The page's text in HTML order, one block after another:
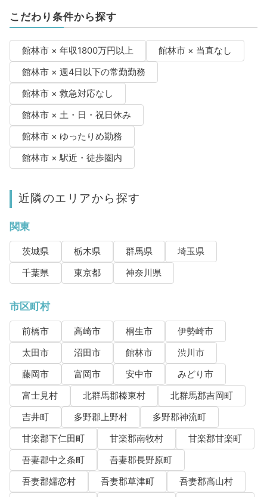
こだわり条件から探す
館林市 × 年収1800万円以上
館林市 × 当直なし
館林市 × 週4日以下の常勤勤務
館林市 × 救急対応なし
館林市 × 土・日・祝日休み
館林市 × ゆったりめ勤務
館林市 × 駅近・徒歩圏内
近隣のエリアから探す
関東
茨城県 栃木県 群馬県
埼玉県
千葉県
東京都 神奈川県
市区町村
前橋市 高崎市 桐生市
伊勢崎市
太田市
沼田市 館林市
渋川市
藤岡市
富岡市 安中市
みどり市
富士見村
北群馬郡榛東村
北群馬郡吉岡町
吉井町
多野郡上野村
多野郡神流町
甘楽郡下仁田町
甘楽郡南牧村
甘楽郡甘楽町
吾妻郡中之条町
吾妻郡長野原町
吾妻郡嬬恋村
吾妻郡草津町
吾妻郡高山村